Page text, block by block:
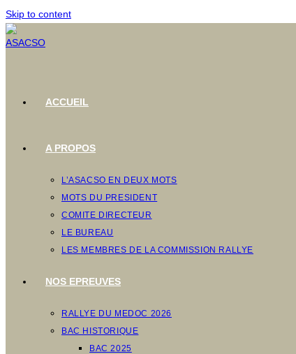
Skip to content
ACCUEIL
A PROPOS
L’ASACSO EN DEUX MOTS
MOTS DU PRESIDENT
COMITE DIRECTEUR
LE BUREAU
LES MEMBRES DE LA COMMISSION RALLYE
NOS EPREUVES
RALLYE DU MEDOC 2026
BAC HISTORIQUE
BAC 2025